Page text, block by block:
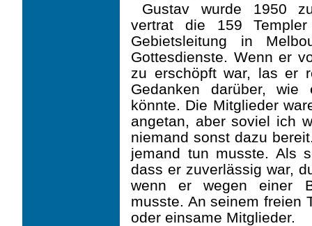
Gustav wurde 1950
vertrat die 159
Gebietsleitung in
Gottesdienste. Wenn er
zu erschöpft war, las er
Gedanken darüber,
könnte. Die Mitglieder
angetan, aber soviel ich
niemand sonst dazu
jemand tun musste. Als
dass er zuverlässig war,
wenn er wegen einer
musste. An seinem freien
oder einsame Mitglieder.